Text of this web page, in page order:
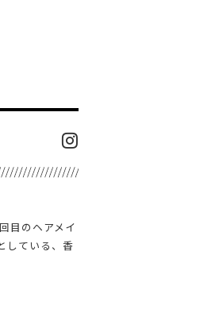
目のヘアメイ
している、香